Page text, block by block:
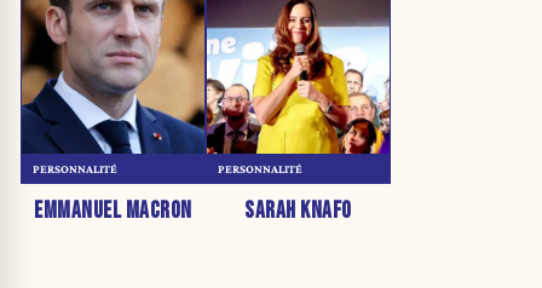
EMMANUEL MACRON
PERSONNALITÉ
SARAH KNAFO
PERSONNALITÉ